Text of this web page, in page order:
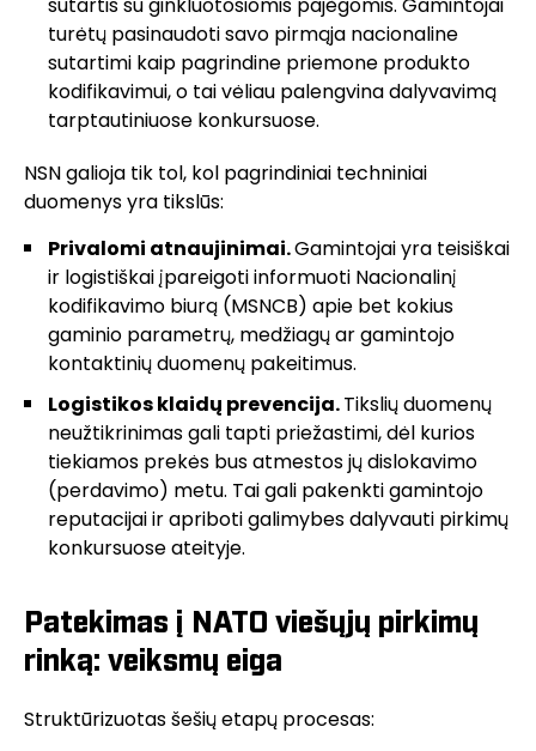
turėtų pasinaudoti savo pirmąja nacionaline
sutartimi kaip pagrindine priemone produkto
kodifikavimui, o tai vėliau palengvina dalyvavimą
tarptautiniuose konkursuose.
NSN galioja tik tol, kol pagrindiniai techniniai
duomenys yra tikslūs:
Privalomi atnaujinimai.Gamintojai yra teisiškai
ir logistiškai įpareigoti informuoti Nacionalinį
kodifikavimo biurą (MSNCB) apie bet kokius
gaminio parametrų, medžiagų ar gamintojo
kontaktinių duomenų pakeitimus.
Logistikos klaidų prevencija.Tikslių duomenų
neužtikrinimas gali tapti priežastimi, dėl kurios
tiekiamos prekės bus atmestos jų dislokavimo
(perdavimo) metu. Tai gali pakenkti gamintojo
reputacijai ir apriboti galimybes dalyvauti pirkimų
konkursuose ateityje.
Patekimas į NATO viešųjų pirkimų
rinką: veiksmų eiga
Struktūrizuotas šešių etapų procesas: